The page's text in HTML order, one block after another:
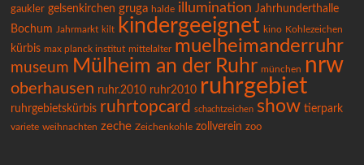
gaukler gelsenkirchen gruga halde illumination Jahrhunderthalle
Bochum Jahrmarkt kilt kindergeeignet kino Kohlezeichen
kürbis max planck institut mittelalter muelheimanderruhr
museum Mülheim an der Ruhr münchen nrw
oberhausen ruhr.2010 ruhr2010 ruhrgebiet
ruhrgebietskürbis ruhrtopcard schachtzeichen show tierpark
variete weihnachten zeche Zeichenkohle zollverein zoo